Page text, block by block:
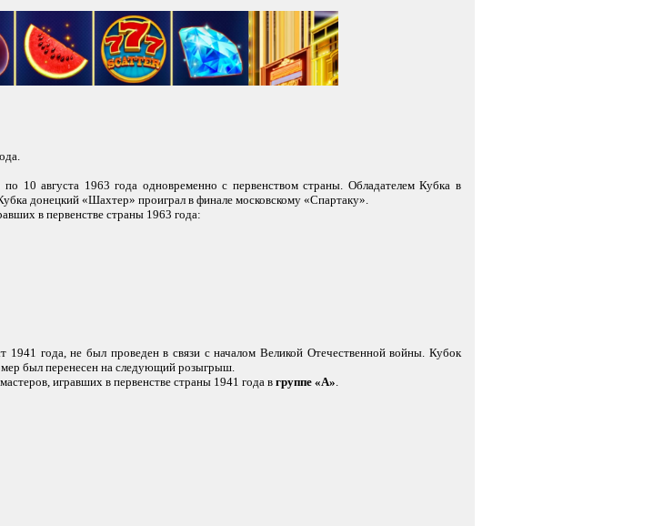
10 августа 1963 года одновременно с первенством страны. Обладателем Кубка в
донецкий «Шахтер» проиграл в финале московскому «Спартаку».
в первенстве страны 1963 года:
1941 года, не был проведен в связи с началом Великой Отечественной войны. Кубок
был перенесен на следующий розыгрыш.
игравших в первенстве страны 1941 года в группе «А»